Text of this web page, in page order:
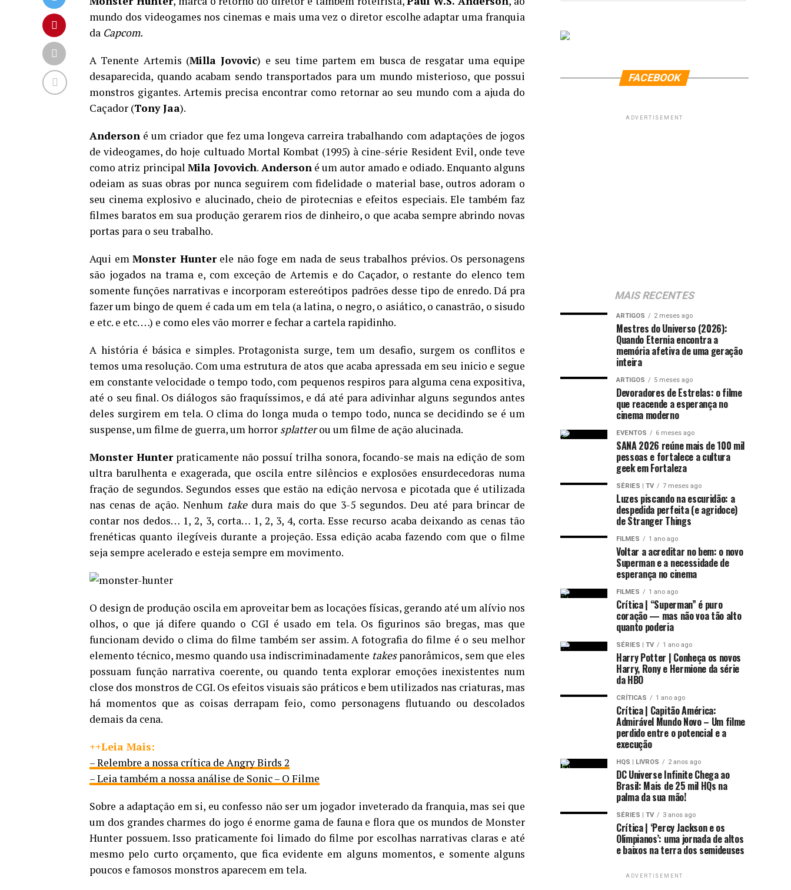
mundo dos videogames nos cinemas e mais uma vez o diretor escolhe adaptar uma franquia
da Capcom.
A Tenente Artemis (Milla Jovovic) e seu time partem em busca de resgatar uma equipe
desaparecida, quando acabam sendo transportados para um mundo misterioso, que possui
monstros gigantes. Artemis precisa encontrar como retornar ao seu mundo com a ajuda do
Caçador (Tony Jaa).
Anderson é um criador que fez uma longeva carreira trabalhando com adaptações de jogos
de videogames, do hoje cultuado Mortal Kombat (1995) à cine-série Resident Evil, onde teve
como atriz principal Mila Jovovich. Andersoné um autor amado e odiado. Enquanto alguns
odeiam as suas obras por nunca seguirem com fidelidade o material base, outros adoram o
seu cinema explosivo e alucinado, cheio de pirotecnias e efeitos especiais. Ele também faz
filmes baratos em sua produção gerarem rios de dinheiro, o que acaba sempre abrindo novas
portas para o seu trabalho.
Aqui emMonster Hunterele não foge em nada de seus trabalhos prévios. Os personagens
são jogados na trama e, com exceção de Artemis e do Caçador, o restante do elenco tem
somente funções narrativas e incorporam estereótipos padrões desse tipo de enredo. Dá pra
fazer um bingo de quem é cada um em tela (a latina, o negro, o asiático, o canastrão, o sisudo
e etc. e etc. …) e como eles vão morrer e fechar a cartela rapidinho.
A história é básica e simples. Protagonista surge, tem um desafio, surgem os conflitos e
temos uma resolução. Com uma estrutura de atos que acaba apressada em seu inicio e segue
em constante velocidade o tempo todo, com pequenos respiros para alguma cena expositiva,
até o seu final. Os diálogos são fraquíssimos, e dá até para adivinhar alguns segundos antes
deles surgirem em tela. O clima do longa muda o tempo todo, nunca se decidindo se é um
suspense, um filme de guerra, um horror splatterou um filme de ação alucinada.
Monster Hunterpraticamente não possuí trilha sonora, focando-se mais na edição de som
ultra barulhenta e exagerada, que oscila entre silêncios e explosões ensurdecedoras numa
fração de segundos. Segundos esses que estão na edição nervosa e picotada que é utilizada
nas cenas de ação. Nenhum takedura mais do que 3-5 segundos. Deu até para brincar de
contar nos dedos… 1, 2, 3, corta… 1, 2, 3, 4, corta. Esse recurso acaba deixando as cenas tão
frenéticas quanto ilegíveis durante a projeção. Essa edição acaba fazendo com que o filme
seja sempre acelerado e esteja sempre em movimento.
O design de produção oscila em aproveitar bem as locações físicas, gerando até um alívio nos
olhos, o que já difere quando o CGI é usado em tela. Os figurinos são bregas, mas que
funcionam devido o clima do filme também ser assim. A fotografia do filme é o seu melhor
elemento técnico, mesmo quando usa indiscriminadamente takespanorâmicos, sem que eles
possuam função narrativa coerente, ou quando tenta explorar emoções inexistentes num
close dos monstros de CGI. Os efeitos visuais são práticos e bem utilizados nas criaturas, mas
há momentos que as coisas derrapam feio, como personagens flutuando ou descolados
demais da cena.
++Leia Mais:
– Relembre a nossa crítica de Angry Birds 2
– Leia também a nossa análise de Sonic – O Filme
Sobre a adaptação em si, eu confesso não ser um jogador inveterado da franquia, mas sei que
um dos grandes charmes do jogo é enorme gama de fauna e flora que os mundos de Monster
Hunter possuem. Isso praticamente foi limado do filme por escolhas narrativas claras e até
mesmo pelo curto orçamento, que fica evidente em alguns momentos, e somente alguns
poucos e famosos monstros aparecem em tela.
FACEBOOK
ADVERTISEMENT
MAIS RECENTES
ARTIGOS 2 meses ago
Mestres do Universo (2026):
Quando Eternia encontra a
memória afetiva de uma geração
inteira
ARTIGOS 5 meses ago
Devoradores de Estrelas: o filme
que reacende a esperança no
cinema moderno
EVENTOS 6 meses ago
SANA 2026 reúne mais de 100 mil
pessoas e fortalece a cultura
geek em Fortaleza
SÉRIES | TV 7 meses ago
Luzes piscando na escuridão: a
despedida perfeita (e agridoce)
de Stranger Things
FILMES 1 ano ago
Voltar a acreditar no bem: o novo
Superman e a necessidade de
esperança no cinema
FILMES 1 ano ago
Crítica | “Superman” é puro
coração — mas não voa tão alto
quanto poderia
SÉRIES | TV 1 ano ago
Harry Potter | Conheça os novos
Harry, Rony e Hermione da série
da HBO
CRÍTICAS 1 ano ago
Crítica | Capitão América:
Admirável Mundo Novo – Um filme
perdido entre o potencial e a
execução
HQS | LIVROS 2 anos ago
DC Universe Infinite Chega ao
Brasil: Mais de 25 mil HQs na
palma da sua mão!
SÉRIES | TV 3 anos ago
Crítica | ‘Percy Jackson e os
Olimpianos’: uma jornada de altos
e baixos na terra dos semideuses
ADVERTISEMENT